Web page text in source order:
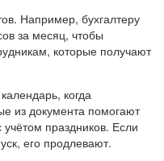
Например, бухгалтеру
за месяц, чтобы
которые получают
когда
из документа помогают
праздников. Если
его продлевают.